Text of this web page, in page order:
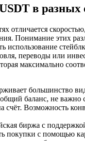
в разных
отличается
Понимание этих
использование
переводы или
максимально
большинство
баланс, не важно
счёт. Возможность
биржа с
покупки с помощью